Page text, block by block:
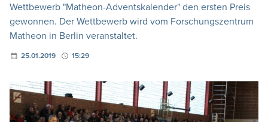
Wettbewerb "Matheon-Adventskalender" den ersten Preis
gewonnen. Der Wettbewerb wird vom Forschungszentrum
Matheon in Berlin veranstaltet.
25.01.2019 15:29